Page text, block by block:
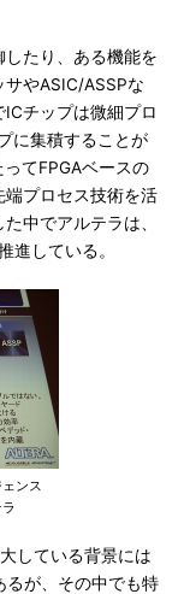
たり、ある機能を
やASIC/ASSPな
チップは微細プロ
に集積することが
てFPGAベースの
プロセス技術を活
中でアルテラは、
進している。
ンス
している背景には
るが、その中でも特